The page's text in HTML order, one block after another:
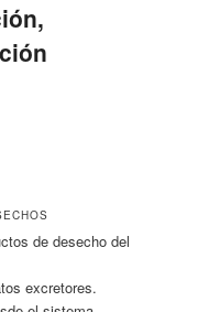
de desecho del
excretores.